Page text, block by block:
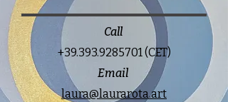
Call
+39.393.9285701(CET)
Email
laura@laurarota.art